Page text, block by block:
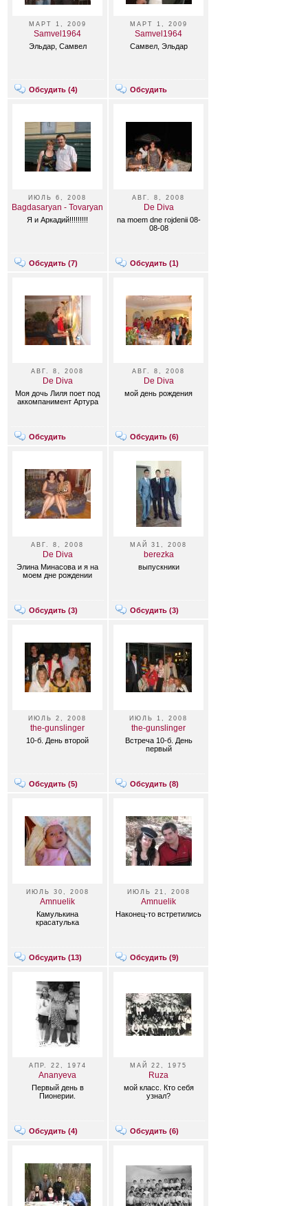
МАРТ 1, 2009
Samvel1964
Эльдар, Самвел
Обсудить (4)
МАРТ 1, 2009
Samvel1964
Самвел, Эльдар
Обсудить
ИЮЛЬ 6, 2008
Bagdasaryan - Tovaryan
Я и Аркадий!!!!!!!!!
Обсудить (7)
АВГ. 8, 2008
De Diva
na moem dne rojdenii 08-
08-08
Обсудить (1)
АВГ. 8, 2008
De Diva
Моя дочь Лиля поет под
аккомпанимент Артура
Обсудить
АВГ. 8, 2008
De Diva
мой день рождения
Обсудить (6)
АВГ. 8, 2008
De Diva
Элина Минасова и я на
моем дне рождении
Обсудить (3)
МАЙ 31, 2008
berezka
выпускники
Обсудить (3)
ИЮЛЬ 2, 2008
the-gunslinger
10-б. День второй
Обсудить (5)
ИЮЛЬ 1, 2008
the-gunslinger
Встреча 10-б. День
первый
Обсудить (8)
ИЮЛЬ 30, 2008
Amnuelik
Камулькина
красатулька
Обсудить (13)
ИЮЛЬ 21, 2008
Amnuelik
Наконец-то встретились
Обсудить (9)
АПР. 22, 1974
Ananyeva
Первый день в
Пионерии.
Обсудить (4)
МАЙ 22, 1975
Ruza
мой класс. Кто себя
узнал?
Обсудить (6)